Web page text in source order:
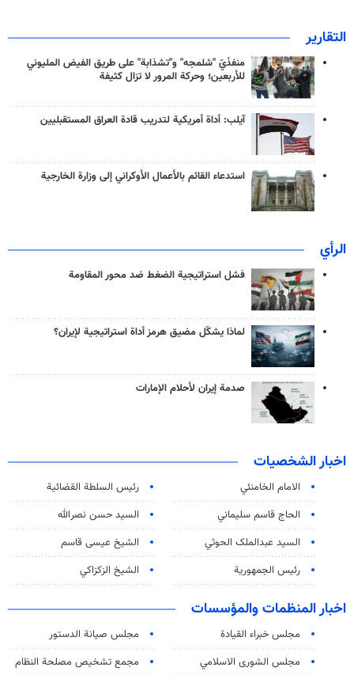
التقارير
منفذَيّ "شلمجه" و"تشذابة" على طريق الفيض المليوني
للأربعين؛ وحركة المرور لا تزال كثيفة
آيلب: أداة أمريكية لتدريب قادة العراق المستقبليين
استدعاء القائم بالأعمال الأوكراني إلى وزارة الخارجية
الرأي
فشل استراتيجية الضغط ضد محور المقاومة
لماذا يشكّل مضيق هرمز أداة استراتيجية لإيران؟
صدمة إيران لأحلام الإمارات
اخبار الشخصيات
الامام الخامنئي
رئیس السلطة القضائیة
الحاج قاسم سليماني
السيد حسن نصرالله
السید عبدالملک الحوثي
الشيخ عيسى قاسم
رئيس الجمهورية
الشيخ الزكزاكي
اخبار المنظمات والمؤسسات
مجلس خبراء القيادة
مجلس صيانة الدستور
مجلس الشورى الاسلامي
مجمع تشخيص مصلحة النظام